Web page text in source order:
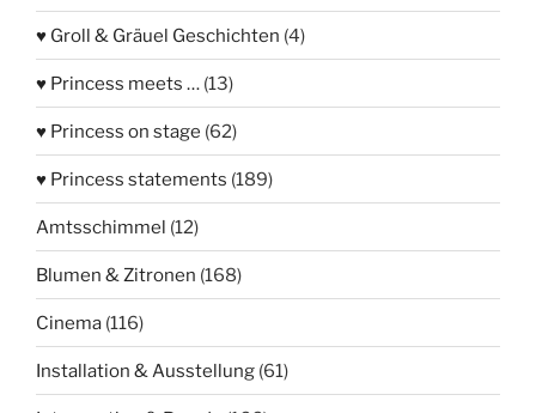
♥ Groll & Gräuel Geschichten (4)
♥ Princess meets … (13)
♥ Princess on stage (62)
♥ Princess statements (189)
Amtsschimmel (12)
Blumen & Zitronen (168)
Cinema (116)
Installation & Ausstellung (61)